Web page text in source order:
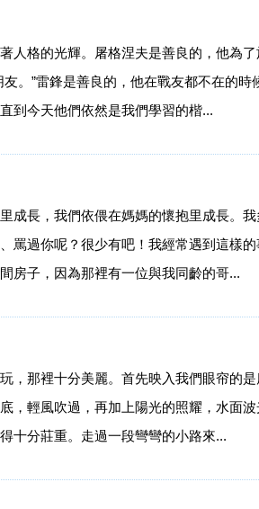
人格的光輝。屠格涅夫是善良的，他為
。”雷鋒是善良的，他在戰友都不在的
到今天他們依然是我們學習的楷...
成長，我們依偎在媽媽的懷抱里成長。
罵過你呢？很少有吧！我經常遇到這樣
房子，因為那裡有一位與我同齡的哥...
，那裡十分美麗。首先映入我們眼帘的
，輕風吹過，再加上陽光的照耀，水面
十分莊重。走過一段彎彎的小路來...